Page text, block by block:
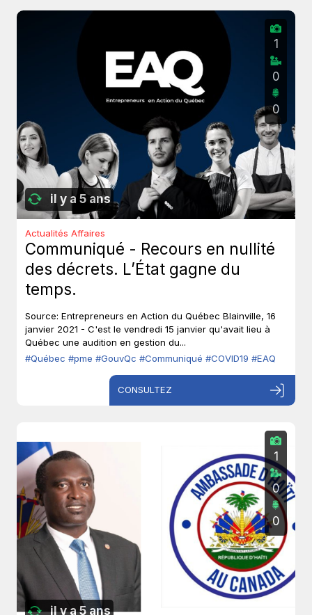
il y a 5 ans
1
0
0
Actualités Affaires
Communiqué - Recours en nullité
des décrets. L’État gagne du
temps.
Source: Entrepreneurs en Action du Québec Blainville, 16
janvier 2021 - C'est le vendredi 15 janvier qu'avait lieu à
Québec une audition en gestion du...
#Québec #pme #GouvQc #Communiqué #COVID19 #EAQ
CONSULTEZ
il y a 5 ans
1
0
0